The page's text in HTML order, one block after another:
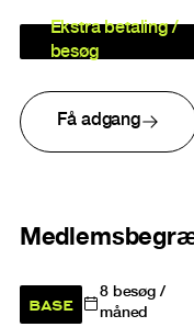
Ekstra betaling /
besøg
Få adgang
BASE 8besøg /
måned